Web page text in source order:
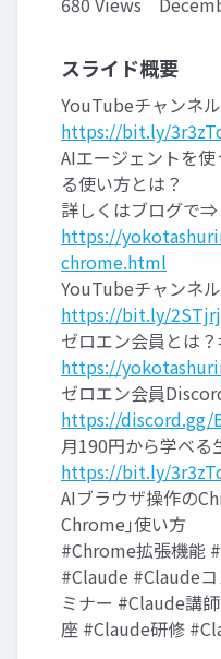
スライド概要
YouTubeチャンネ
https://bit.ly/
AIエージェントを
る使い方とは？
詳しくはブログで⇒
https://
chrome.html
YouTubeチャンネ
https://bit.ly/
ゼロエン会員とは
https://
ゼロエン会員
https://discord.gg/
月190円から学べ
https://bit.ly/
AIブラウザ操作の
Chrome｣使い方
#Chrome拡張機能
#Claude #Claude
ミナー #Claude講
座 #Claude研修